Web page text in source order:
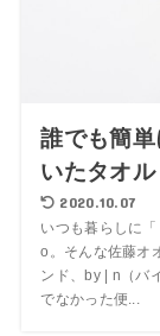
誰でも簡
いたタオ
2020.10.07
いつも暮らしに
o。そんな佐藤オ
ンド、by | n（バ
でなかった便...